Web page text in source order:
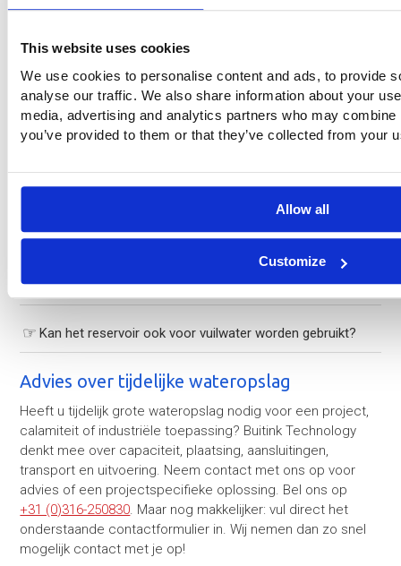
This website uses cookies
We use cookies to personalise content and ads, to provide
analyse our traffic. We also share information about your
media, advertising and analytics partners who may
you’ve provided to them or that they’ve collected from your
Allow all
Customize
van een mobiele waterzak?
Voor welke toepassingen is het XXXL waterreservoir
geschikt?
Kan het reservoir tijdelijk worden geplaatst?
Is het reservoir geschikt voor grote volumes?
Kan het XXXL waterreservoir op maat worden gemaakt?
Wat is het verschil met het mobiele waterreservoir voor
bluswater?
Kan het reservoir ook voor vuilwater worden gebruikt?
Advies over tijdelijke wateropslag
Heeft u tijdelijk grote wateropslag nodig voor een project,
calamiteit of industriële toepassing? Buitink Technology
denkt mee over capaciteit, plaatsing, aansluitingen,
transport en uitvoering. Neem contact met ons op voor
advies of een projectspecifieke oplossing. Bel ons op
+31 (0)316-250830. Maar nog makkelijker: vul direct het
onderstaande contactformulier in. Wij nemen dan zo snel
mogelijk contact met je op!